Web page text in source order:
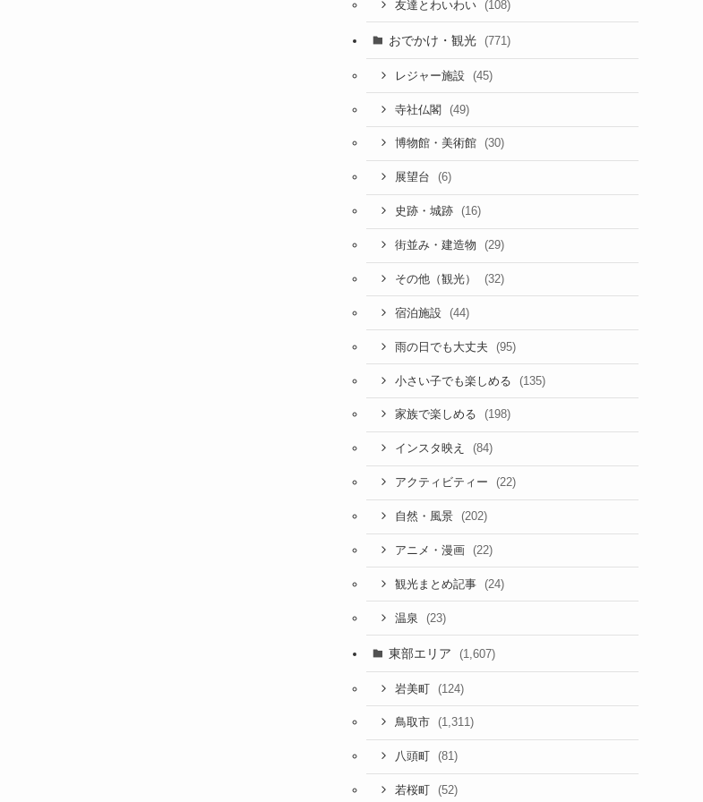
友達とわいわい (108)
おでかけ・観光 (771)
レジャー施設 (45)
寺社仏閣 (49)
博物館・美術館 (30)
展望台 (6)
史跡・城跡 (16)
街並み・建造物 (29)
その他（観光） (32)
宿泊施設 (44)
雨の日でも大丈夫 (95)
小さい子でも楽しめる (135)
家族で楽しめる (198)
インスタ映え (84)
アクティビティー (22)
自然・風景 (202)
アニメ・漫画 (22)
観光まとめ記事 (24)
温泉 (23)
東部エリア (1,607)
岩美町 (124)
鳥取市 (1,311)
八頭町 (81)
若桜町 (52)